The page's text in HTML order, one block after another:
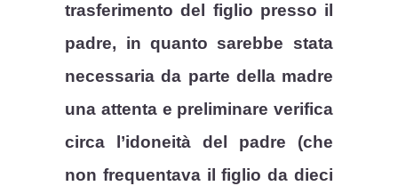
trasferimento del figlio presso il
padre, in quanto sarebbe stata
necessaria da parte della madre
una attenta e preliminare verifica
circa l’idoneità del padre (che
non frequentava il figlio da dieci